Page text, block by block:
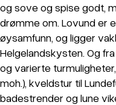
og sove og spise godt,
drømme om. Lovund er
øysamfunn, og ligger
Helgelandskysten. Og
og varierte
moh.), kveldstur til
badestrender og lune